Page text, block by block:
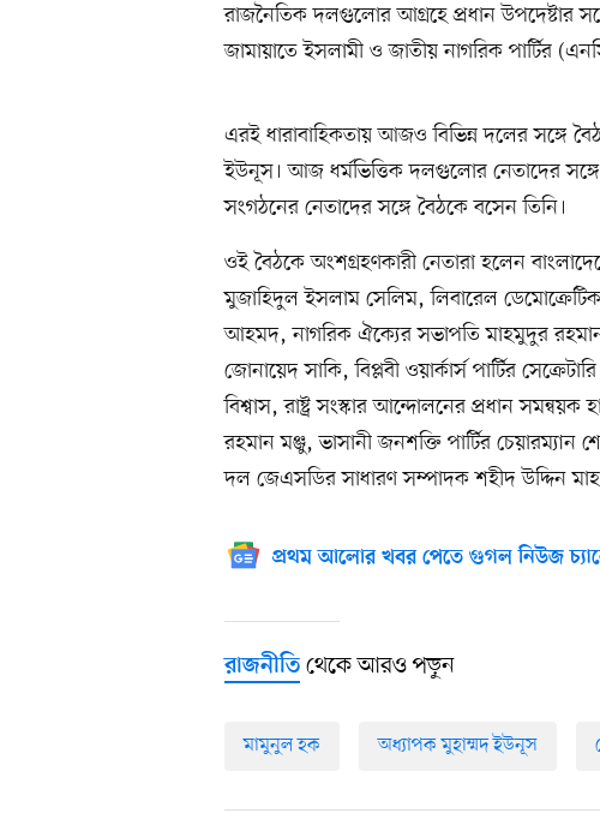
রাজনৈতিক দলগুলোর আগ্রহে প্রধান উপদেষ্টার
জামায়াতে ইসলামী ও জাতীয় নাগরিক পার্টির
এরই ধারাবাহিকতায় আজও বিভিন্ন দলের সঙ্গে
ইউনূস। আজ ধর্মভিত্তিক দলগুলোর নেতাদের
সংগঠনের নেতাদের সঙ্গে বৈঠকে বসেন তিনি।
ওই বৈঠকে অংশগ্রহণকারী নেতারা হলেন
মুজাহিদুল ইসলাম সেলিম, লিবারেল
আহমদ, নাগরিক ঐক্যের সভাপতি মাহমুদুর রহমান
জোনায়েদ সাকি, বিপ্লবী ওয়ার্কার্স পার্টির
বিশ্বাস, রাষ্ট্র সংস্কার আন্দোলনের প্রধান
রহমান মঞ্জু, ভাসানী জনশক্তি পার্টির
দল জেএসডির সাধারণ সম্পাদক শহীদ উদ্দিন
প্রথম আলোর খবর পেতে গুগল নিউজ
রাজনীতি থেকে আরও পড়ুন
মামুনুল হক অধ্যাপক মুহাম্মদ ইউনূস